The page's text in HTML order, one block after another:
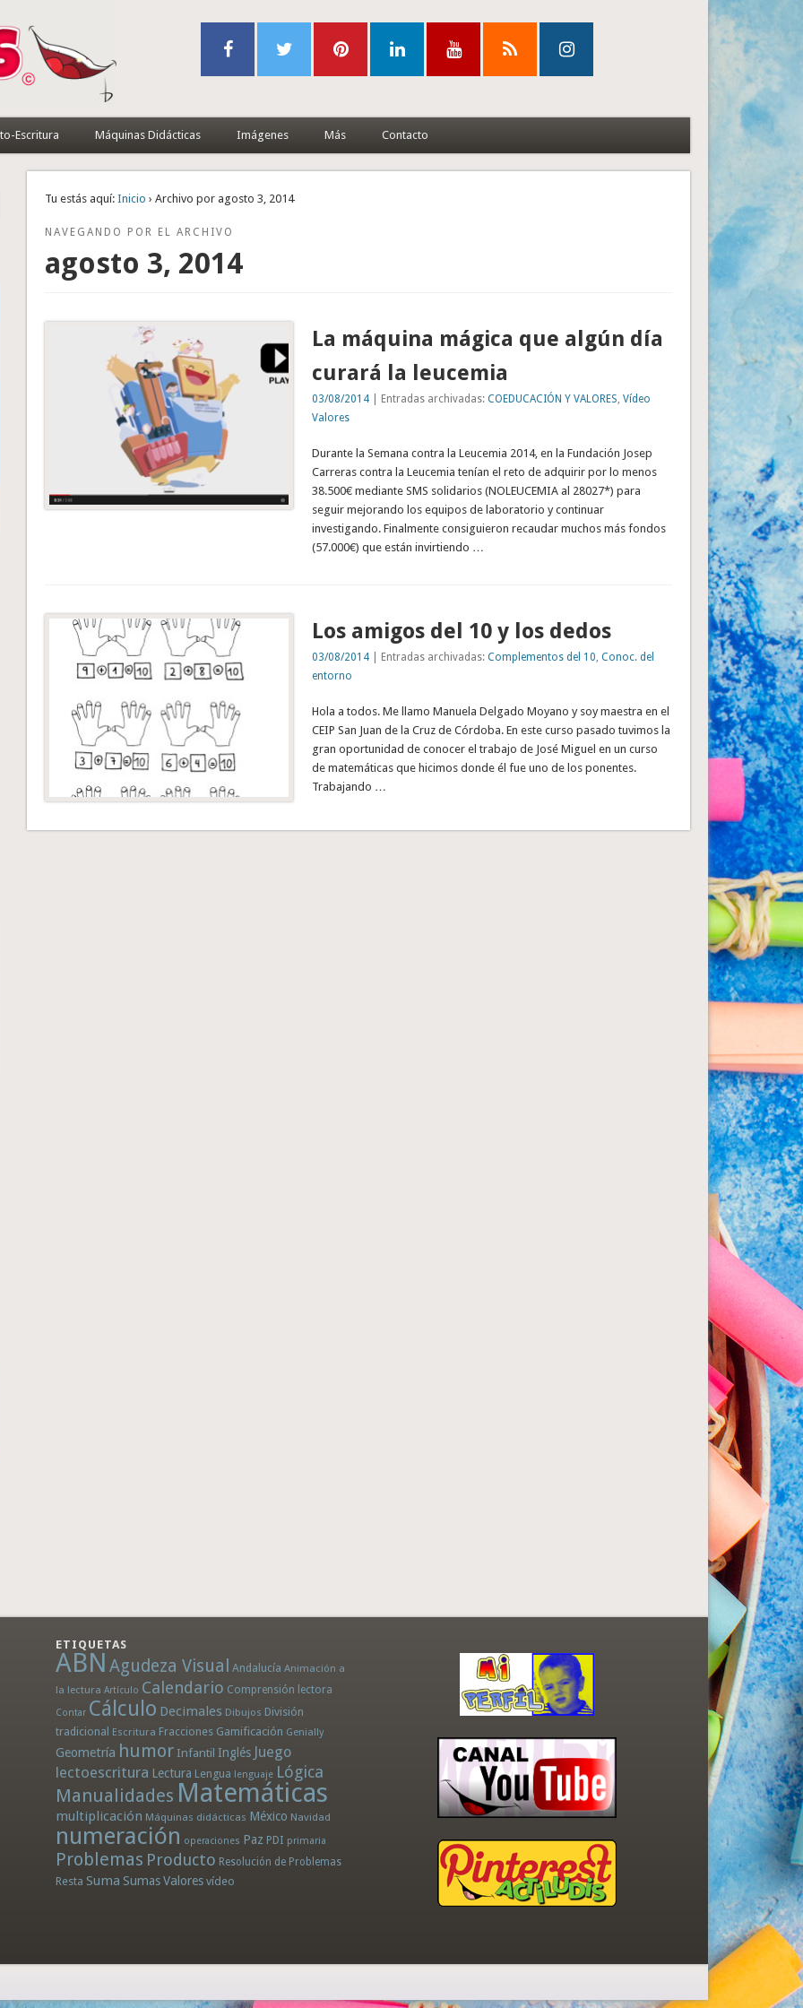
Escritura Máquinas Didácticas Imágenes Más Contacto
Tu estás aquí: Inicio › Archivo por agosto 3, 2014
NAVEGANDO POR EL ARCHIVO
agosto 3, 2014
La máquina mágica que algún día
curará la leucemia
03/08/2014| Entradas archivadas: COEDUCACIÓN Y VALORES Vídeo
Valores
Durante la Semana contra la Leucemia 2014, en la Fundación Josep
Carreras contra la Leucemia tenían el reto de adquirir por lo menos
38.500€ mediante SMS solidarios (NOLEUCEMIA al 28027*) para
seguir mejorando los equipos de laboratorio y continuar
investigando. Finalmente consiguieron recaudar muchos más fondos
(57.000€) que están invirtiendo …
Los amigos del 10 y los dedos
03/08/2014| Entradas archivadas: Complementos del 10, Conoc. del
entorno
Hola a todos. Me llamo Manuela Delgado Moyano y soy maestra en el
CEIP San Juan de la Cruz de Córdoba. En este curso pasado tuvimos la
gran oportunidad de conocer el trabajo de José Miguel en un curso
de matemáticas que hicimos donde él fue uno de los ponentes.
Trabajando …
ETIQUETAS
ABN Agudeza Visual Andalucía Animación a
la lectura Artículo Calendario Comprensión lectora
Contar Cálculo Decimales Dibujos División
tradicional Escritura Fracciones Gamificación Genially
Geometría humor Infantil Inglés Juego
lectoescritura Lectura Lengua lenguaje Lógica
Manualidades Matemáticas
multiplicación Máquinas didácticas México Navidad
numeración operaciones Paz PDI primaria
Problemas Producto Resolución de Problemas
Resta Suma SumasValores vídeo